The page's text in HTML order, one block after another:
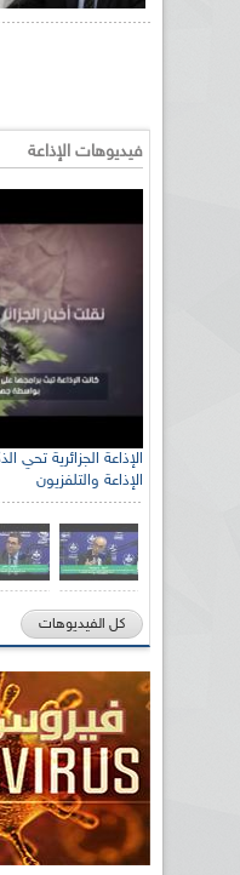
فيديوهات الإذاعة
الإذاعة والتلفزيون
كل الفيديوهات